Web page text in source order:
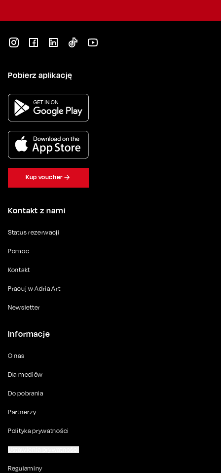
Kontakt z nami
Status rezerwacji
Pomoc
Kontakt
Pracuj w Adria Art
Newsletter
Informacje
O nas
Dla mediów
Do pobrania
Partnerzy
Polityka prywatności
Regulaminy
Pobierz aplikację
Kup voucher